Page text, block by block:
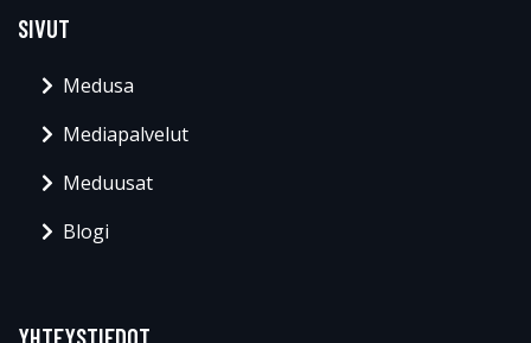
SIVUT
Medusa
Mediapalvelut
Meduusat
Blogi
YHTEYSTIEDOT